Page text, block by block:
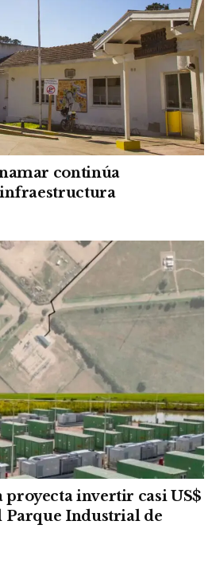
continúa
proyecta invertir casi US$
Parque Industrial de